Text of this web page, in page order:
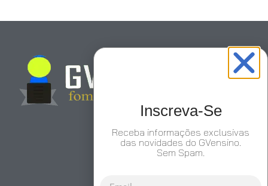
Inscreva-Se
Receba informações exclusivas
das novidades do GVensino.
Sem Spam.